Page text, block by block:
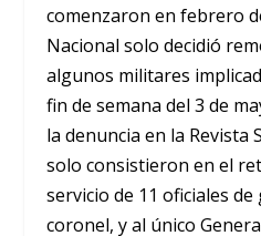
comenzaron en febrero
Nacional solo decidió
algunos militares
fin de semana del 3 de
la denuncia en la Revista
solo consistieron en el
servicio de 11 oficiales
coronel, y al único